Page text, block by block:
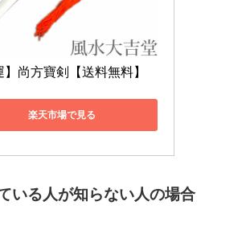
】尚方寶剣【送料無料】
楽天市場で見る
いる人が知らない人の場合